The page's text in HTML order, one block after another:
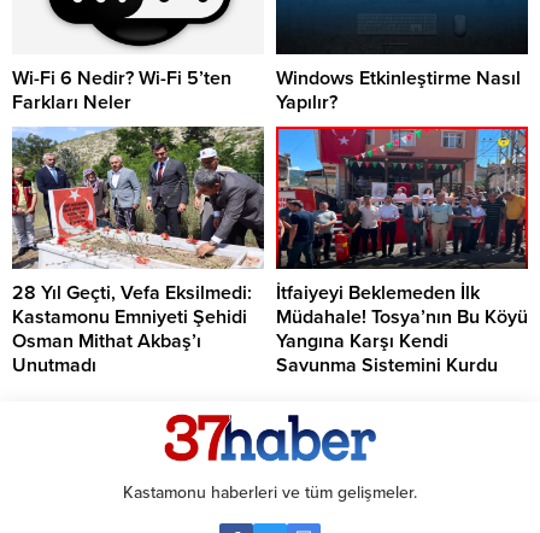
Wi-Fi 6 Nedir? Wi-Fi 5’ten
Farkları Neler
Windows Etkinleştirme Nasıl
Yapılır?
28 Yıl Geçti, Vefa Eksilmedi:
Kastamonu Emniyeti Şehidi
Osman Mithat Akbaş’ı
Unutmadı
İtfaiyeyi Beklemeden İlk
Müdahale! Tosya’nın Bu Köyü
Yangına Karşı Kendi
Savunma Sistemini Kurdu
Kastamonu haberleri ve tüm gelişmeler.